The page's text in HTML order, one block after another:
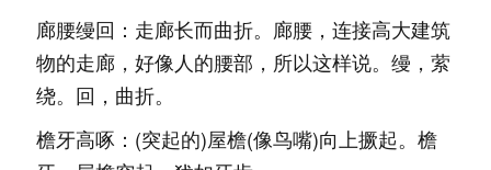
廊腰缦回：走廊长而曲折。廊腰，连接高大建筑
物的走廊，好像人的腰部，所以这样说。缦，萦
绕。回，曲折。
檐牙高啄：(突起的)屋檐(像鸟嘴)向上撅起。檐